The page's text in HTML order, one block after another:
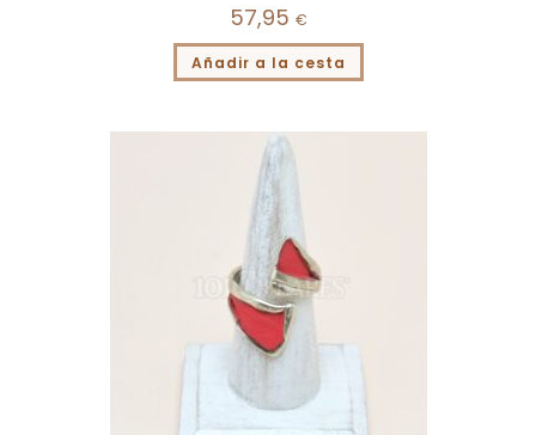
57,95 €
Añadir a la cesta